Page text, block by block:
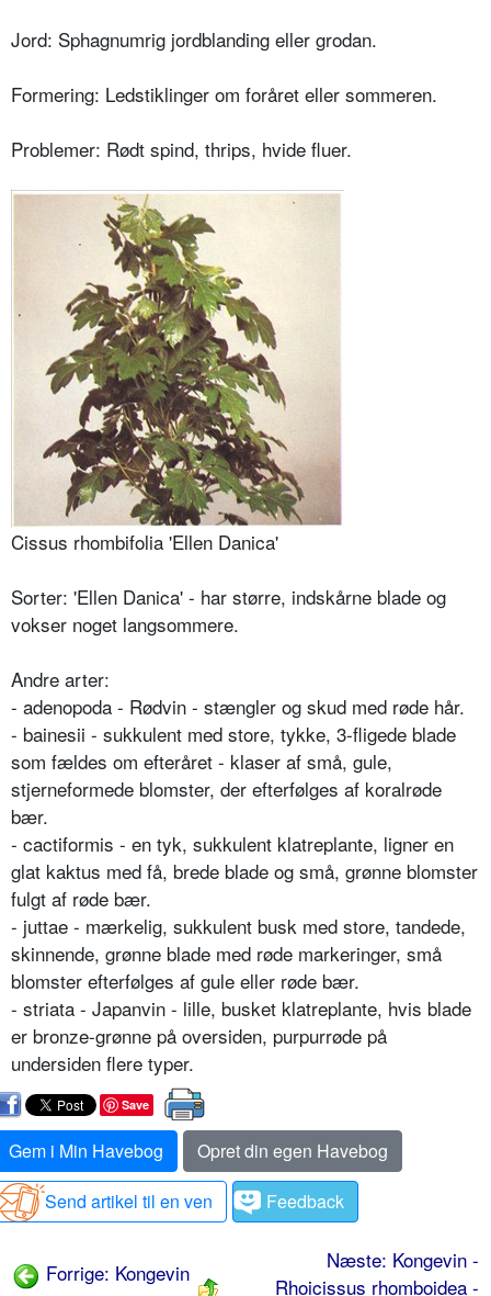
Jord: Sphagnumrig jordblanding eller grodan.
Formering: Ledstiklinger om foråret eller sommeren.
Problemer: Rødt spind, thrips, hvide fluer.
Cissus rhombifolia 'Ellen Danica'
Sorter: 'Ellen Danica' - har større, indskårne blade og
vokser noget langsommere.
Andre arter:
- adenopoda - Rødvin - stængler og skud med røde hår.
- bainesii - sukkulent med store, tykke, 3-fligede blade
som fældes om efteråret - klaser af små, gule,
stjerneformede blomster, der efterfølges af koralrøde
bær.
- cactiformis - en tyk, sukkulent klatreplante, ligner en
glat kaktus med få, brede blade og små, grønne blomster
fulgt af røde bær.
- juttae - mærkelig, sukkulent busk med store, tandede,
skinnende, grønne blade med røde markeringer, små
blomster efterfølges af gule eller røde bær.
- striata - Japanvin - lille, busket klatreplante, hvis blade
er bronze-grønne på oversiden, purpurrøde på
undersiden ­flere typer.
Save
Gem i Min Havebog
Opret din egen Havebog
Send artikel til en ven
Feedback
Forrige: Kongevin
Næste: Kongevin -
Rhoicissus rhomboidea -